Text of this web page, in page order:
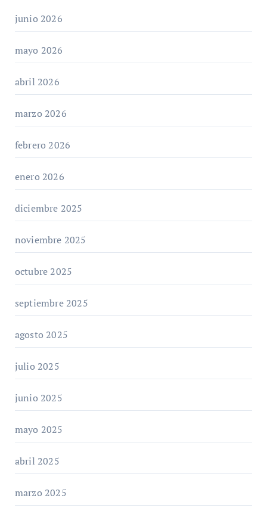
junio 2026
mayo 2026
abril 2026
marzo 2026
febrero 2026
enero 2026
diciembre 2025
noviembre 2025
octubre 2025
septiembre 2025
agosto 2025
julio 2025
junio 2025
mayo 2025
abril 2025
marzo 2025